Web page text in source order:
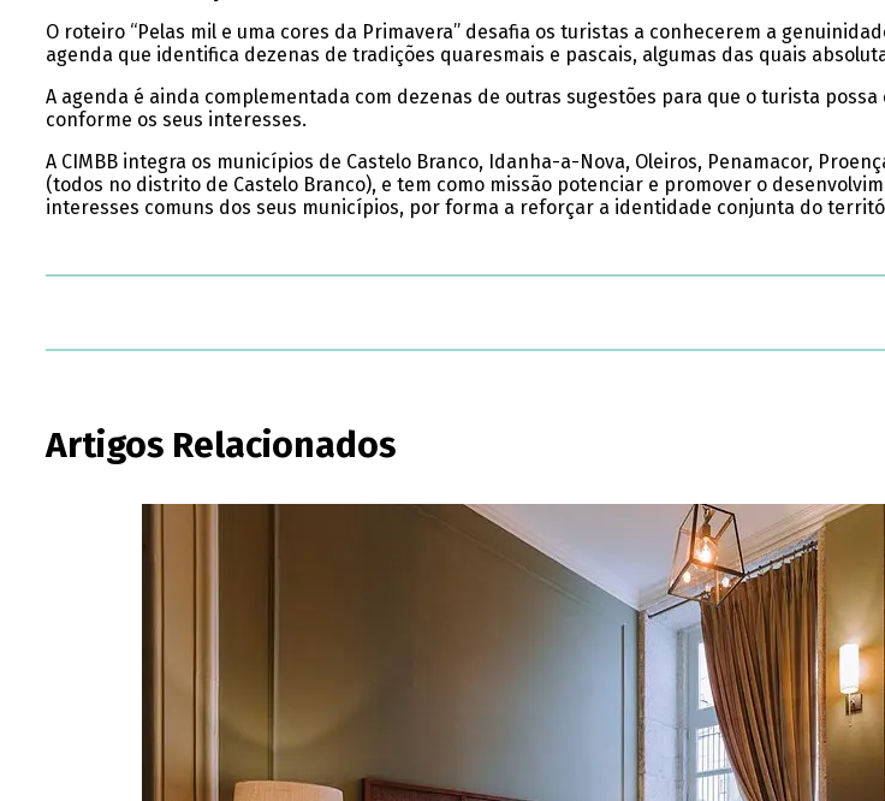
O roteiro “Pelas mil e uma cores da Primavera” desafia os turistas a conhecerem a
agenda que identifica dezenas de tradições quaresmais e pascais, algumas das quais
A agenda é ainda complementada com dezenas de outras sugestões para que o turista
conforme os seus interesses.
A CIMBB integra os municípios de Castelo Branco, Idanha-a-Nova, Oleiros, Penamacor,
(todos no distrito de Castelo Branco), e tem como missão potenciar e promover o
interesses comuns dos seus municípios, por forma a reforçar a identidade conjunta do
Artigos Relacionados